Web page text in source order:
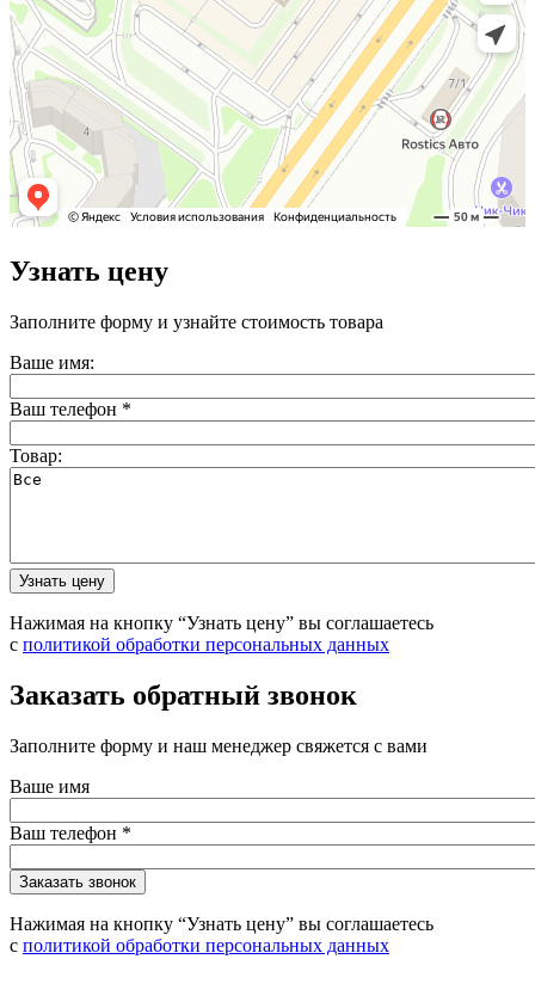
Узнать цену
Заполните форму и узнайте стоимость товара
Ваше имя:
Ваш телефон *
Товар:
Нажимая на кнопку “Узнать цену” вы соглашаетесь
с политикой обработки персональных данных
Заказать обратный звонок
Заполните форму и наш менеджер свяжется с вами
Ваше имя
Ваш телефон *
Нажимая на кнопку “Узнать цену” вы соглашаетесь
с политикой обработки персональных данных